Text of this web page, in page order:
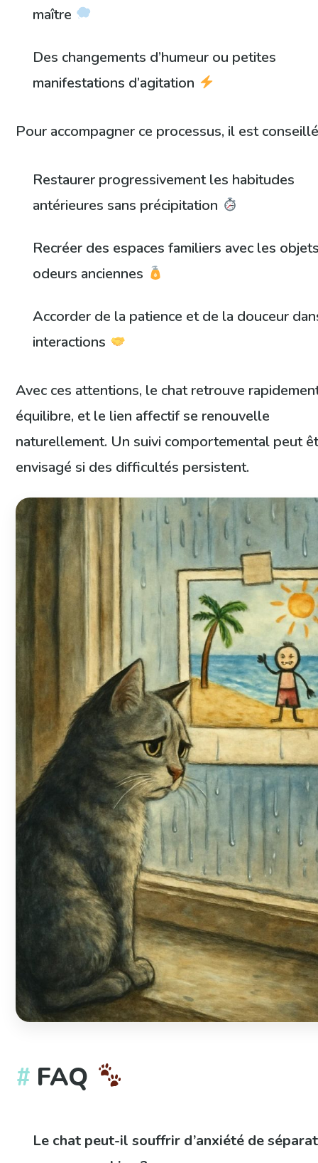
maître
Des changements d’humeur ou petites
manifestations d’agitation
Pour accompagner ce processus, il est
Restaurer progressivement les habitudes
antérieures sans précipitation
Recréer des espaces familiers avec les
odeurs anciennes
Accorder de la patience et de la douceur
interactions
Avec ces attentions, le chat retrouve
équilibre, et le lien affectif se renouvelle
naturellement. Un suivi comportemental peut
envisagé si des difficultés persistent.
FAQ
Le chat peut-il souffrir d’anxiété de